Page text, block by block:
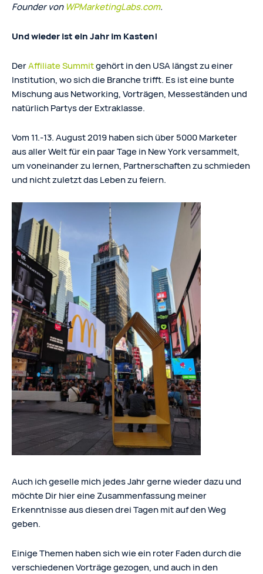
Founder von WPMarketingLabs.com.
Und wieder ist ein Jahr im Kasten!
DerAffiliate Summitgehört in den USA längst zu einer
Institution, wo sich die Branche trifft. Es ist eine bunte
Mischung aus Networking, Vorträgen, Messeständen und
natürlich Partys der Extraklasse.
Vom 11.-13. August 2019 haben sich über 5000 Marketer
aus aller Welt für ein paar Tage in New York versammelt,
um voneinander zu lernen, Partnerschaften zu schmieden
und nicht zuletzt das Leben zu feiern.
Auch ich geselle mich jedes Jahr gerne wieder dazu und
möchte Dir hier eine Zusammenfassung meiner
Erkenntnisse aus diesen drei Tagen mit auf den Weg
geben.
Einige Themen haben sich wie ein roter Faden durch die
verschiedenen Vorträge gezogen, und auch in den